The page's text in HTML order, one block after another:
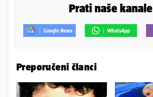
Prati naše kanale
Preporučeni članci